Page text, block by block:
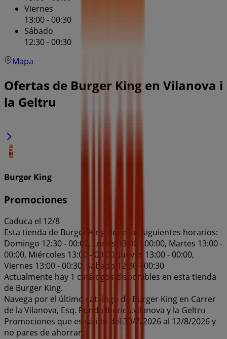
Viernes
13:00 - 00:30
Sábado
12:30 - 00:30
Mapa
Ofertas de Burger King en Vilanova i
la Geltru
Burger King
Promociones
Caduca el 12/8
Esta tienda de Burger King tiene los siguientes horarios:
Domingo 12:30 - 00:00, Lunes 13:00 - 00:00, Martes 13:00 -
00:00, Miércoles 13:00 - 00:00, Jueves 13:00 - 00:00,
Viernes 13:00 - 00:30, Sábado 12:30 - 00:30
Actualmente hay 1 catálogos disponibles en esta tienda
de Burger King.
Navega por el último catálogo de Burger King en Carrer
de la Vilanova, Esq. Ronda Iberica.vilanova y la Geltru
Promociones que es válido del 30/7/2026 al 12/8/2026 y
no pares de ahorrar.